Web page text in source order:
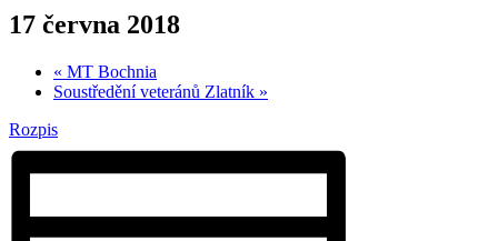
17 června 2018
« MT Bochnia
Soustředění veteránů Zlatník »
Rozpis